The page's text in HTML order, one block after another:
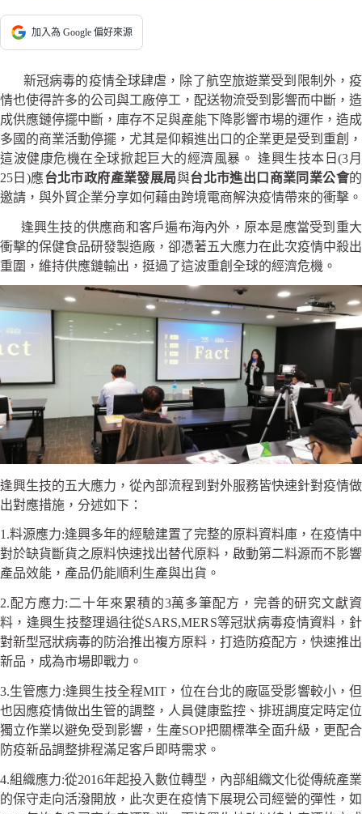
加入為 Google 偏好來源
新冠病毒的疫情全球肆虐，除了航空旅遊業受到限制外，疫
情也使得許多的公司與工廠停工，配送物流受到影響而中斷，造
成供應鏈停擺中斷，庫存不足與產能下降影響市場的運作，造成
多國的商業活動停擺，尤其是仰賴進出口的企業更是受到重創，
這波健康危機在全球掀起巨大的經濟風暴。 逢興生技本日(3月
25日)應台北市政府產業發展局與台北市進出口商業同業公會的
邀請，與外貿企業分享如何藉由跨境電商解決疫情帶來的衝擊。
逢興生技的供應商和客戶遍布海內外，原本是應當受到重大
衝擊的保健食品研發製造廠，卻憑著五大應力在此次疫情中殺出
重圍，維持供應鏈輸出，挺過了這波重創全球的經濟危機。
逢興生技的五大應力，從內部流程到對外服務皆快速針對疫情做
出對應措施，分述如下：
1.料源應力:逢興多年的經驗建置了完整的原料資料庫，在疫情中
對於缺貨斷貨之原料快速找出替代原料，啟動第二料源而不影響
產品效能，產品仍能順利生產與出貨。
2.配方應力:二十年來累積的3萬多筆配方，完善的研究文獻資
料，逢興生技整理過往從SARS,MERS等冠狀病毒疫情資料，針
對新型冠狀病毒的防治推出複方原料，打造防疫配方，快速推出
新品，成為市場即戰力。
3.生管應力:逢興生技全程MIT，位在台北的廠區受影響較小，但
也因應疫情做出生管的調整，人員健康監控、排班調度定時定位
獨立作業以避免受到影響，生產SOP把關標準全面升級，更配合
防疫新品調整排程滿足客戶即時需求。
4.組織應力:從2016年起投入數位轉型，內部組織文化從傳統產業
的保守走向活潑開放，此次更在疫情下展現公司經營的彈性，如